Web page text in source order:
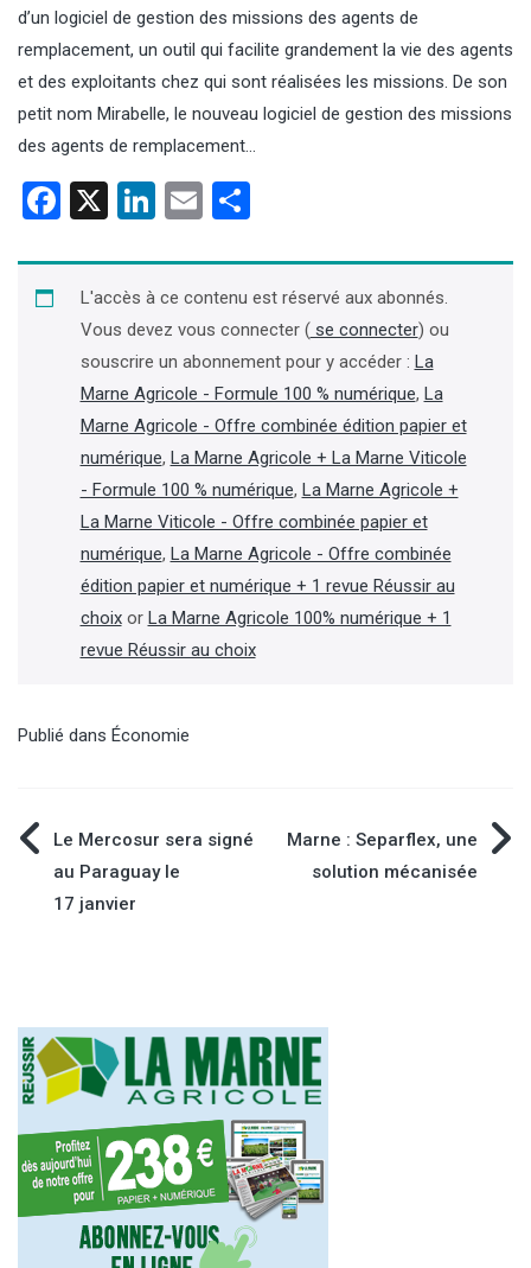
d’un logiciel de gestion des missions des agents de
remplacement, un outil qui facilite grandement la vie des agents
et des exploitants chez qui sont réalisées les missions. De son
petit nom Mirabelle, le nouveau logiciel de gestion des missions
des agents de remplacement…
Facebook
X LinkedIn
Email
L'accès à ce contenu est réservé aux abonnés.
Vous devez vous connecter (se connecter) ou
souscrire un abonnement pour y accéder : La
Marne Agricole - Formule 100 % numérique, La
Marne Agricole - Offre combinée édition papier et
numérique, La Marne Agricole + La Marne Viticole
- Formule 100 % numérique, La Marne Agricole +
La Marne Viticole - Offre combinée papier et
numérique, La Marne Agricole - Offre combinée
édition papier et numérique + 1 revue Réussir au
choixor La Marne Agricole 100% numérique + 1
revue Réussir au choix
Publié dans Économie
Navigation
de
Le Mercosur sera signé
au Paraguay le
17 janvier
Marne : Separflex, une
solution mécanisée